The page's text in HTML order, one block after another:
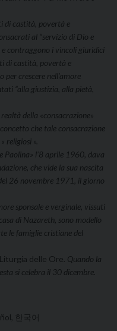
di castità, pover­tà e
al “servizio di Dio e
e contraggono i vincoli giuridici
di castità, povertà e
per crescere nell’amore
“alla giustizia, alla pietà,
della «consacrazione»
che tale consacrazione
religiosi ».
Paolina» l’8 aprile 1960, dava
che vide la sua nascita
26 novembre 1971, il giorno
sponsale e verginale, vissuti
di Nazareth, sono modello
le famiglie cristiane del
Liturgia delle Ore . Quando la
si celebra il 30 dicembre.
한국어